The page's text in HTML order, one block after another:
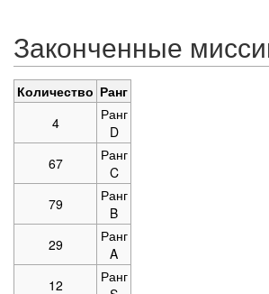
Законченные
Количество Ранг
4
Ранг
D
67
Ранг
C
79
Ранг
B
29
Ранг
A
12
Ранг